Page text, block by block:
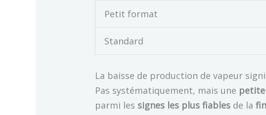
Petit format
Standard
La baisse de production de vapeur
Pas systématiquement, mais une
parmi les signes les plus fiables de la